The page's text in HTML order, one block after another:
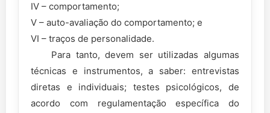
IV – comportamento;
V – auto-avaliação do comportamento; e
VI – traços de personalidade.
Para tanto, devem ser utilizadas algumas
técnicas e instrumentos, a saber: entrevistas
diretas e individuais; testes psicológicos, de
acordo com regulamentação específica do